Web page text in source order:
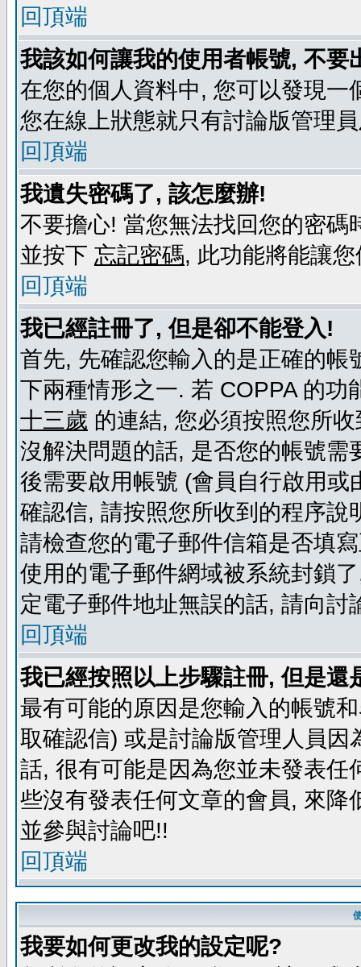
回頂端
我該如何讓我的使用者帳號, 不
在您的個人資料中, 您可以發現一
您在線上狀態就只有討論版管理
回頂端
我遺失密碼了, 該怎麼辦!
不要擔心! 當您無法找回您的密
並按下 忘記密碼, 此功能將能讓
回頂端
我已經註冊了, 但是卻不能登入!
首先, 先確認您輸入的是正確的
下兩種情形之一. 若 COPPA 的
十三歲 的連結, 您必須按照您所
沒解決問題的話, 是否您的帳號
後需要啟用帳號 (會員自行啟用
確認信, 請按照您所收到的程序
請檢查您的電子郵件信箱是否填
使用的電子郵件網域被系統封鎖
定電子郵件地址無誤的話, 請向
回頂端
我已經按照以上步驟註冊, 但是還
最有可能的原因是您輸入的帳號
取確認信) 或是討論版管理人員
話, 很有可能是因為您並未發表
些沒有發表任何文章的會員, 來
並參與討論吧!!
回頂端
我要如何更改我的設定呢?